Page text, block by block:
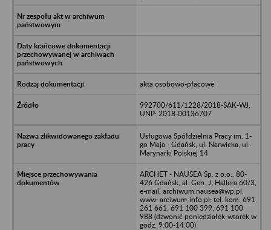
akta osobowo-płacowe
992700/611/1228/2018-SAK-WJ,
UNP: 2018-00136707
Usługowa Spółdzielnia Pracy im. 1-
go Maja - Gdańsk, ul. Narwicka, ul.
Marynarki Polskiej 14
ARCHET - NAUSEA Sp. z o.o., 80-
426 Gdańsk, al. Gen. J. Hallera 60/3,
e-mail: archiwum.nausea@wp.pl,
www: arciwum-info.pl; tel. kom. 691
261 661; 691 100 399; 691 100
988 (dzwonić poniedziałek-wtorek w
godz. 9:00-14:00)